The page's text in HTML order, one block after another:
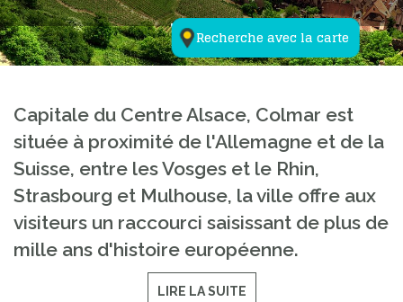
Recherche avec la carte
Capitale du Centre Alsace, Colmar est
située à proximité de l'Allemagne et de la
Suisse, entre les Vosges et le Rhin,
Strasbourg et Mulhouse, la ville offre aux
visiteurs un raccourci saisissant de plus de
mille ans d'histoire européenne.
LIRE LA SUITE